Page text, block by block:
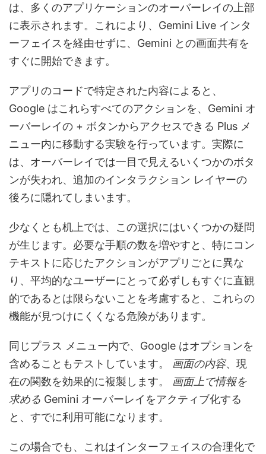
は、多くのアプリケーションのオーバーレイの上部
に表示されます。これにより、Gemini Live インタ
ーフェイスを経由せずに、Gemini との画面共有を
すぐに開始できます。
アプリのコードで特定された内容によると、
Google はこれらすべてのアクションを、Gemini オ
ーバーレイの + ボタンからアクセスできる Plus メ
ニュー内に移動する実験を行っています。実際に
は、オーバーレイでは一目で見えるいくつかのボタ
ンが失われ、追加のインタラクション レイヤーの
後ろに隠れてしまいます。
少なくとも机上では、この選択にはいくつかの疑問
が生じます。必要な手順の数を増やすと、特にコン
テキストに応じたアクションがアプリごとに異な
り、平均的なユーザーにとって必ずしもすぐに直観
的であるとは限らないことを考慮すると、これらの
機能が見つけにくくなる危険があります。
同じプラス メニュー内で、Google はオプションを
含めることもテストしています。 画面の内容、現
在の関数を効果的に複製します。 画面上で情報を
求める Gemini オーバーレイをアクティブ化する
と、すでに利用可能になります。
この場合でも、これはインターフェイスの合理化で